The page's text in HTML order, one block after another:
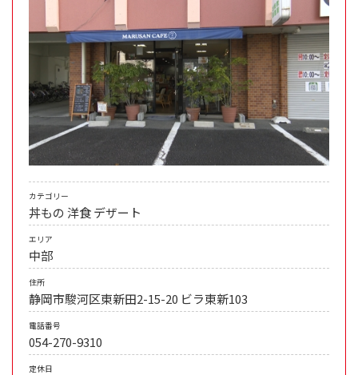
カテゴリー
丼もの洋食デザート
エリア
中部
住所
静岡市駿河区東新田2-15-20 ビラ東新103
電話番号
054-270-9310
定休日